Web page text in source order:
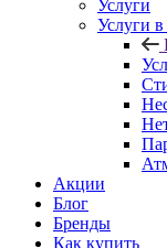
Услуги
Услуги в
Акции
Блог
Бренды
Как купить